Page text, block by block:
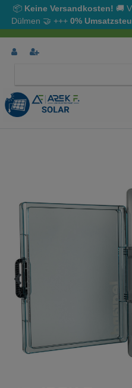
📦Keine Versandkosten! 🚚
Dülmen 🤝 +++ 0%